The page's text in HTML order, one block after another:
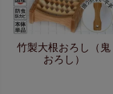
竹製大根おろし（鬼
おろし）